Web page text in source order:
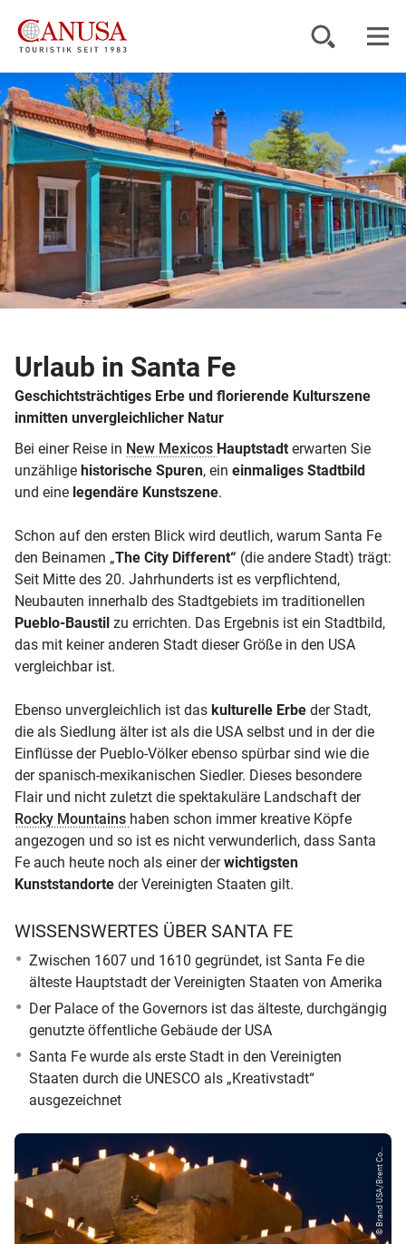
Reiseziele
Reisearten
Inspiration
Service
Urlaub in Santa Fe
Geschichtsträchtiges Erbe und florierende Kulturszene
inmitten unvergleichlicher Natur
Bei einer Reise in New Mexicos Hauptstadt erwarten Sie
unzählige historische Spuren, ein einmaliges Stadtbild
und eine legendäre Kunstszene.
Schon auf den ersten Blick wird deutlich, warum Santa Fe
den Beinamen „The City Different“ (die andere Stadt) trägt:
Seit Mitte des 20. Jahrhunderts ist es verpflichtend,
Neubauten innerhalb des Stadtgebiets im traditionellen
Pueblo-Baustil zu errichten. Das Ergebnis ist ein Stadtbild,
das mit keiner anderen Stadt dieser Größe in den USA
vergleichbar ist.
Ebenso unvergleichlich ist das kulturelle Erbe der Stadt,
die als Siedlung älter ist als die USA selbst und in der die
Einflüsse der Pueblo-Völker ebenso spürbar sind wie die
der spanisch-mexikanischen Siedler. Dieses besondere
Flair und nicht zuletzt die spektakuläre Landschaft der
Rocky Mountains haben schon immer kreative Köpfe
angezogen und so ist es nicht verwunderlich, dass Santa
Fe auch heute noch als einer derwichtigsten
Kunststandorte der Vereinigten Staaten gilt.
WISSENSWERTES ÜBER SANTA FE
Zwischen 1607 und 1610 gegründet, ist Santa Fe die
älteste Hauptstadt der Vereinigten Staaten von Amerika
Der Palace of the Governors ist das älteste, durchgängig
genutzte öffentliche Gebäude der USA
Santa Fe wurde als erste Stadt in den Vereinigten
Staaten durch die UNESCO als „Kreativstadt“
ausgezeichnet
© Brand USA/Brent Co...